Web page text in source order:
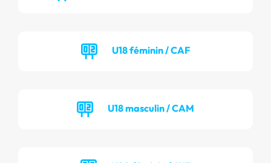
U18 féminin / CAF
U18 masculin / CAM